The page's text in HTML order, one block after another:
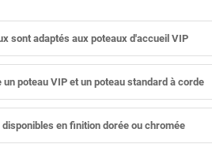
sont adaptés aux poteaux d'accueil VIP
poteau VIP et un poteau standard à corde
en finition dorée ou chromée